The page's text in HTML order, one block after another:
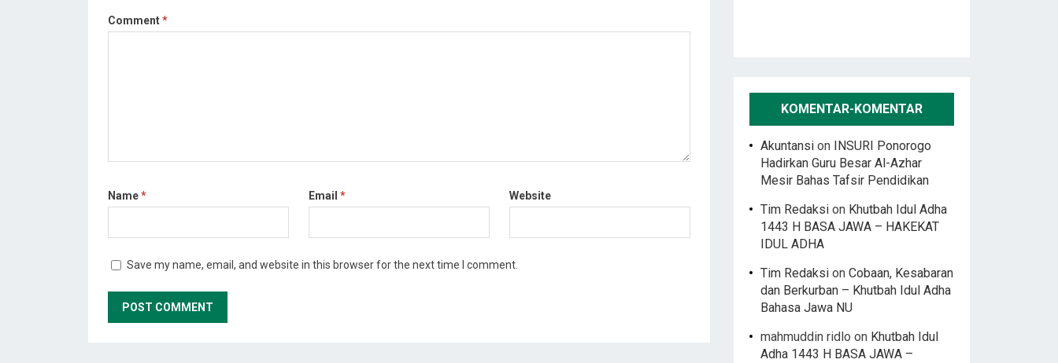
Comment*
Name* Email * Website
Save my name, email, and website in this browser for the next time I comment.
KOMENTAR-KOMENTAR
Akuntansi on INSURI Ponorogo
Hadirkan Guru Besar Al-Azhar
Mesir Bahas Tafsir Pendidikan
Tim Redaksi on Khutbah Idul Adha
1443 H BASA JAWA – HAKEKAT
IDUL ADHA
Tim Redaksi on Cobaan, Kesabaran
dan Berkurban – Khutbah Idul Adha
Bahasa Jawa NU
mahmuddin ridlo on Khutbah Idul
Adha 1443 H BASA JAWA –